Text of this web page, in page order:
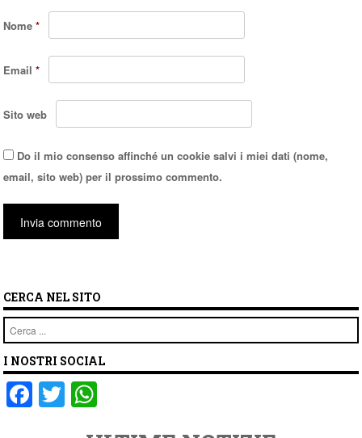
Nome*
Email*
Sito web
Do il mio consenso affinché un cookie salvi i miei dati (nome,
email, sito web) per il prossimo commento.
CERCA NEL SITO
Cerca
I NOSTRI SOCIAL
F
a
T
wi